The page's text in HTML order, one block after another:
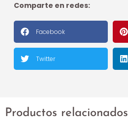
Comparte en redes:
Facebook
Twitter
Productos relacionados